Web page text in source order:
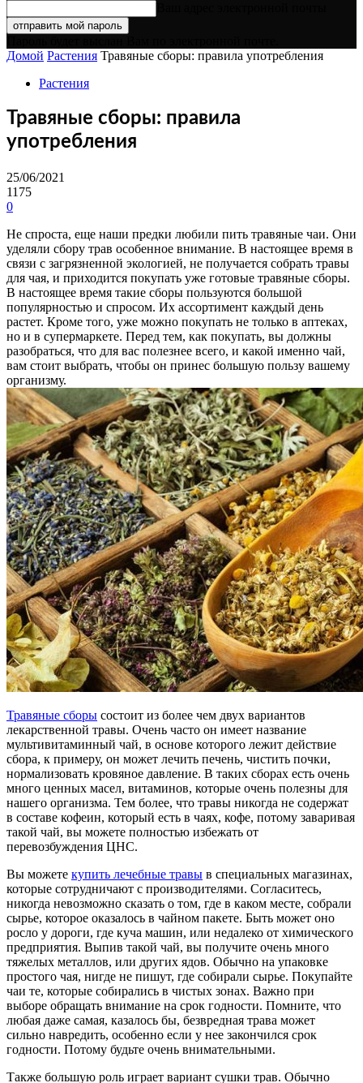
Домой Растения Травяные сборы: правила употребления
Растения
Травяные сборы: правила
употребления
25/06/2021
1175
0
Не спроста, еще наши предки любили пить травяные чаи. Они
уделяли сбору трав особенное внимание. В настоящее время в
связи с загрязненной экологией, не получается собрать травы
для чая, и приходится покупать уже готовые травяные сборы.
В настоящее время такие сборы пользуются большой
популярностью и спросом. Их ассортимент каждый день
растет. Кроме того, уже можно покупать не только в аптеках,
но и в супермаркете. Перед тем, как покупать, вы должны
разобраться, что для вас полезнее всего, и какой именно чай,
вам стоит выбрать, чтобы он принес большую пользу вашему
организму.
Травяные сборы состоит из более чем двух вариантов
лекарственной травы. Очень часто он имеет название
мультивитаминный чай, в основе которого лежит действие
сбора, к примеру, он может лечить печень, чистить почки,
нормализовать кровяное давление. В таких сборах есть очень
много ценных масел, витаминов, которые очень полезны для
нашего организма. Тем более, что травы никогда не содержат
в составе кофеин, который есть в чаях, кофе, потому заваривая
такой чай, вы можете полностью избежать от
перевозбуждения ЦНС.
Вы можете купить лечебные травы в специальных магазинах,
которые сотрудничают с производителями. Согласитесь,
никогда невозможно сказать о том, где в каком месте, собрали
сырье, которое оказалось в чайном пакете. Быть может оно
росло у дороги, где куча машин, или недалеко от химического
предприятия. Выпив такой чай, вы получите очень много
тяжелых металлов, или других ядов. Обычно на упаковке
простого чая, нигде не пишут, где собирали сырье. Покупайте
чаи те, которые собирались в чистых зонах. Важно при
выборе обращать внимание на срок годности. Помните, что
любая даже самая, казалось бы, безвредная трава может
сильно навредить, особенно если у нее закончился срок
годности. Потому будьте очень внимательными.
Также большую роль играет вариант сушки трав. Обычно